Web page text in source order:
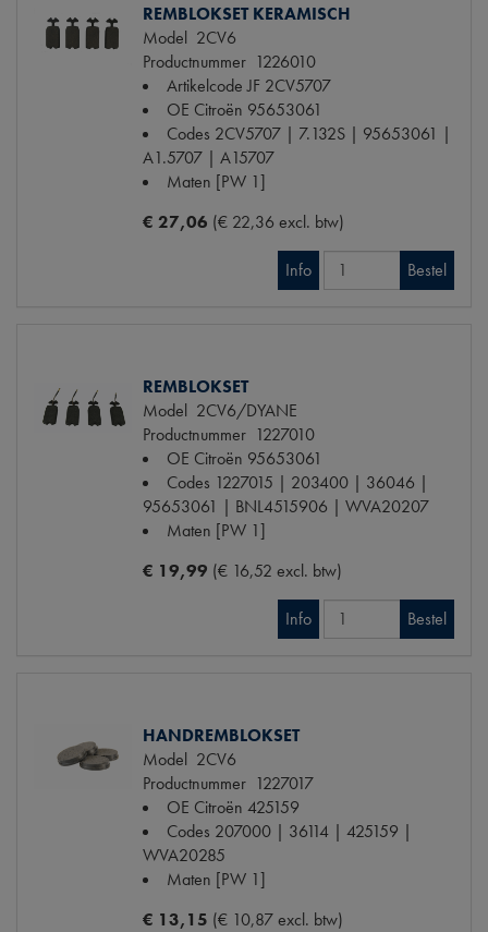
REMBLOKSET KERAMISCH
Model 2CV6
Productnummer 1226010
Artikelcode JF 2CV5707
OE Citroën 95653061
Codes 2CV5707 | 7.132S | 95653061 |
A1.5707 | A15707
Maten [PW 1]
€ 27,06 (€ 22,36 excl. btw)
Info Bestel
REMBLOKSET
Model 2CV6/DYANE
Productnummer 1227010
OE Citroën 95653061
Codes 1227015 | 203400 | 36046 |
95653061 | BNL4515906 | WVA20207
Maten [PW 1]
€ 19,99 (€ 16,52 excl. btw)
Info Bestel
HANDREMBLOKSET
Model 2CV6
Productnummer 1227017
OE Citroën 425159
Codes 207000 | 36114 | 425159 |
WVA20285
Maten [PW 1]
€ 13,15 (€ 10,87 excl. btw)